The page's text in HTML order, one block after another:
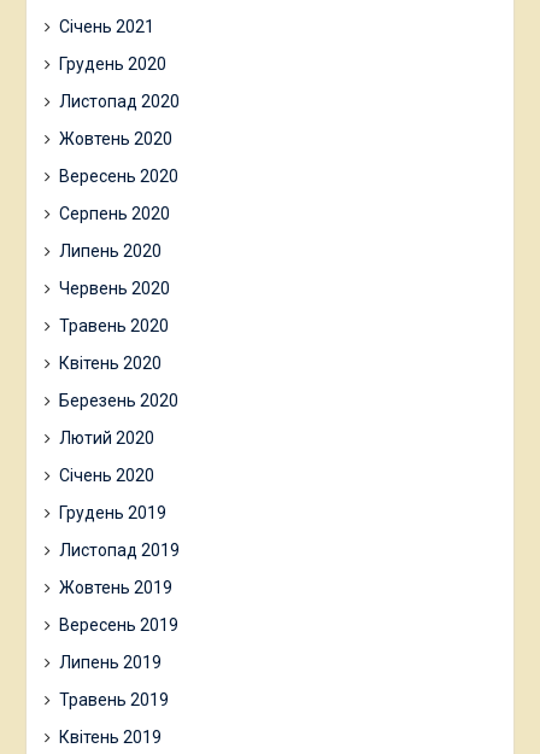
Січень 2021
Грудень 2020
Листопад 2020
Жовтень 2020
Вересень 2020
Серпень 2020
Липень 2020
Червень 2020
Травень 2020
Квітень 2020
Березень 2020
Лютий 2020
Січень 2020
Грудень 2019
Листопад 2019
Жовтень 2019
Вересень 2019
Липень 2019
Травень 2019
Квітень 2019